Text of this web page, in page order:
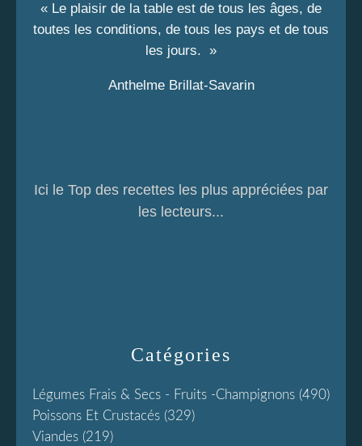
Catégories
Légumes Frais & Secs - Fruits -champignons (490)
Poissons Et Crustacés (329)
Viandes (219)
« Le plaisir de la table est de tous les âges, de
toutes les conditions, de tous les pays et de tous
les jours. »
Anthelme Brillat-Savarin
Ici le Top des recettes les plus appréciées par
les lecteurs...